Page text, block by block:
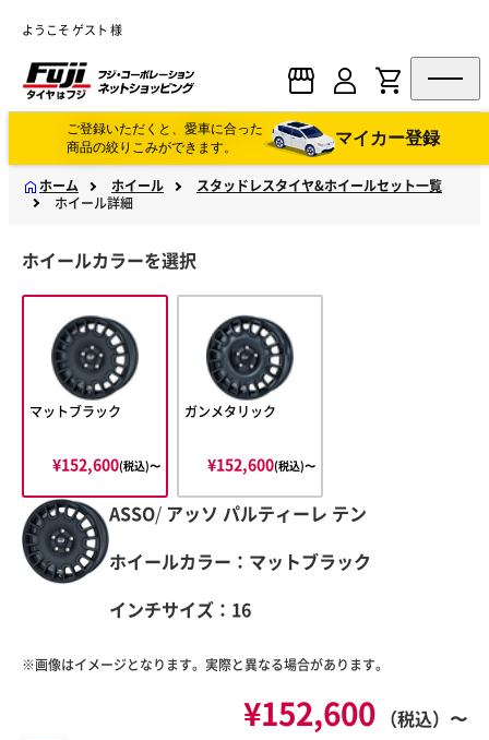
ようこそ ゲスト 様
ご登録いただくと、愛車に合った
商品の絞りこみができます。
マイカー登録
ホーム ホイール
スタッドレスタイヤ&ホイールセット一覧
ホイール詳細
ホイールカラーを選択
マットブラック
¥152,600(税込)〜
ガンメタリック
¥152,600(税込)〜
ASSO/ アッソ パルティーレ テン
ホイールカラー：マットブラック
インチサイズ：16
※画像はイメージとなります。実際と異なる場合があります。
¥152,600 （税込）〜